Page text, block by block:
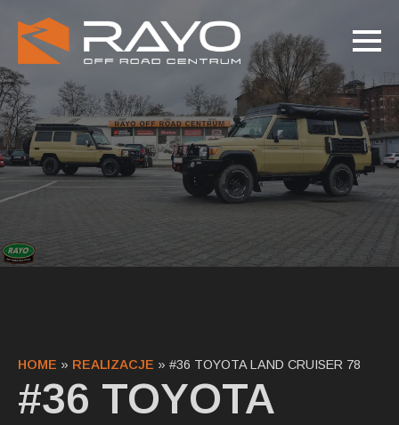
HOME » REALIZACJE » #36 TOYOTA LAND CRUISER 78
#36 TOYOTA